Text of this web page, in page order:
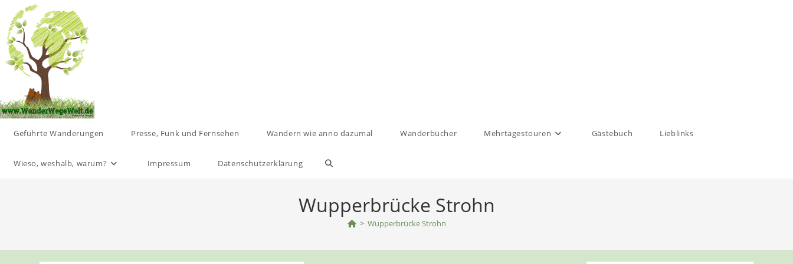
Inhalt
springen
Geführte Wanderungen Presse, Funk und Fernsehen Wandern wie anno dazumal Wanderbücher Mehrtagestouren Gästebuch Lieblinks
Wieso, weshalb, warum? Impressum Datenschutzerklärung Website-
umschalten
Wupperbrücke Strohn
> Wupperbrücke Strohn